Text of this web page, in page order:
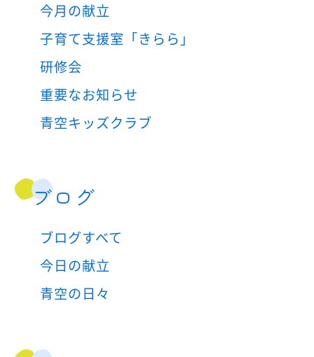
今月の献立
子育て支援室「きらら」
研修会
重要なお知らせ
青空キッズクラブ
ブログ
ブログすべて
今日の献立
青空の日々